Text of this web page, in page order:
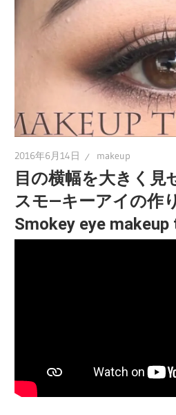
2016年6月14日 makeup
目の横幅を大きく見
スモ―キーアイの作
Smokey eye makeup